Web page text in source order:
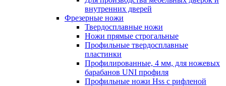
внутренних дверей
Фрезерные ножи
Твердосплавные ножи
Ножи прямые строгальные
Профильные твердосплавные
пластинки
Профилированные, 4 мм, для ножевых
барабанов UNI профиля
Профильные ножи Hss с рифленой